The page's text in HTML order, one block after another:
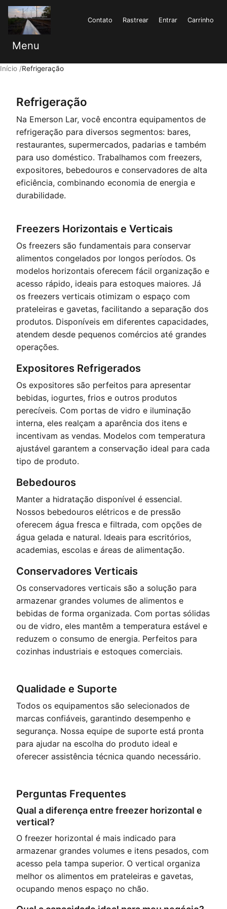
Contato Rastrear Entrar Carrinho
Menu
Início Refrigeração
Refrigeração
Na Emerson Lar, você encontra equipamentos de
refrigeração para diversos segmentos: bares,
restaurantes, supermercados, padarias e também
para uso doméstico. Trabalhamos com freezers,
expositores, bebedouros e conservadores de alta
eficiência, combinando economia de energia e
durabilidade.
Freezers Horizontais e Verticais
Os freezers são fundamentais para conservar
alimentos congelados por longos períodos. Os
modelos horizontais oferecem fácil organização e
acesso rápido, ideais para estoques maiores. Já
os freezers verticais otimizam o espaço com
prateleiras e gavetas, facilitando a separação dos
produtos. Disponíveis em diferentes capacidades,
atendem desde pequenos comércios até grandes
operações.
Expositores Refrigerados
Os expositores são perfeitos para apresentar
bebidas, iogurtes, frios e outros produtos
perecíveis. Com portas de vidro e iluminação
interna, eles realçam a aparência dos itens e
incentivam as vendas. Modelos com temperatura
ajustável garantem a conservação ideal para cada
tipo de produto.
Bebedouros
Manter a hidratação disponível é essencial.
Nossos bebedouros elétricos e de pressão
oferecem água fresca e filtrada, com opções de
água gelada e natural. Ideais para escritórios,
academias, escolas e áreas de alimentação.
Conservadores Verticais
Os conservadores verticais são a solução para
armazenar grandes volumes de alimentos e
bebidas de forma organizada. Com portas sólidas
ou de vidro, eles mantêm a temperatura estável e
reduzem o consumo de energia. Perfeitos para
cozinhas industriais e estoques comerciais.
Qualidade e Suporte
Todos os equipamentos são selecionados de
marcas confiáveis, garantindo desempenho e
segurança. Nossa equipe de suporte está pronta
para ajudar na escolha do produto ideal e
oferecer assistência técnica quando necessário.
Perguntas Frequentes
Qual a diferença entre freezer horizontal e
vertical?
O freezer horizontal é mais indicado para
armazenar grandes volumes e itens pesados, com
acesso pela tampa superior. O vertical organiza
melhor os alimentos em prateleiras e gavetas,
ocupando menos espaço no chão.